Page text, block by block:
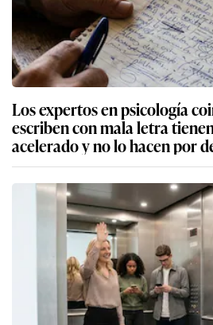
Los expertos en psicología
escriben con mala letra
acelerado y no lo hacen por